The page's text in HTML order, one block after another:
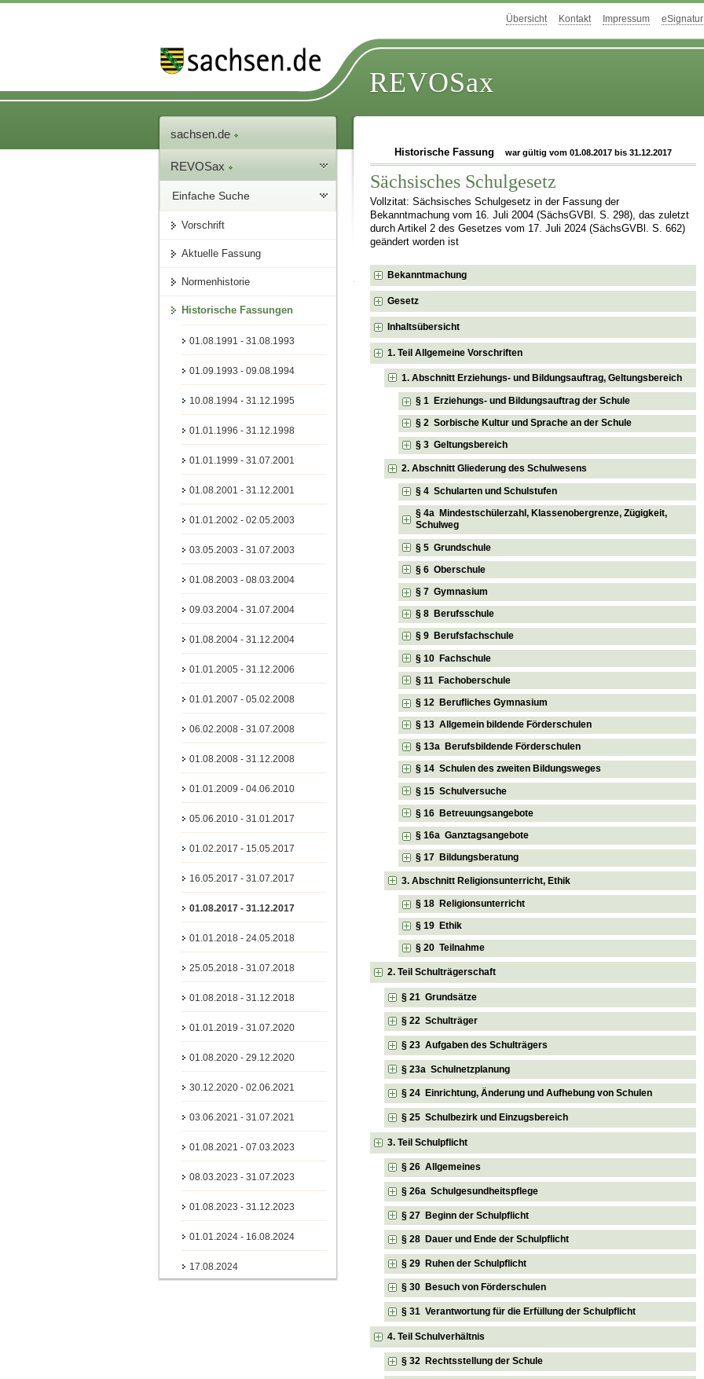
Übersicht Kontakt Impressum eSignatur
REVOSax
sachsen.de
REVOSax
Einfache Suche
Vorschrift
Aktuelle Fassung
Normenhistorie
Historische Fassungen
01.08.1991 - 31.08.1993
01.09.1993 - 09.08.1994
10.08.1994 - 31.12.1995
01.01.1996 - 31.12.1998
01.01.1999 - 31.07.2001
01.08.2001 - 31.12.2001
01.01.2002 - 02.05.2003
03.05.2003 - 31.07.2003
01.08.2003 - 08.03.2004
09.03.2004 - 31.07.2004
01.08.2004 - 31.12.2004
01.01.2005 - 31.12.2006
01.01.2007 - 05.02.2008
06.02.2008 - 31.07.2008
01.08.2008 - 31.12.2008
01.01.2009 - 04.06.2010
05.06.2010 - 31.01.2017
01.02.2017 - 15.05.2017
16.05.2017 - 31.07.2017
01.08.2017 - 31.12.2017
01.01.2018 - 24.05.2018
25.05.2018 - 31.07.2018
01.08.2018 - 31.12.2018
01.01.2019 - 31.07.2020
01.08.2020 - 29.12.2020
30.12.2020 - 02.06.2021
03.06.2021 - 31.07.2021
01.08.2021 - 07.03.2023
08.03.2023 - 31.07.2023
01.08.2023 - 31.12.2023
01.01.2024 - 16.08.2024
17.08.2024
Historische Fassung war gültig vom 01.08.2017 bis 31.12.2017
Sächsisches Schulgesetz
Vollzitat: Sächsisches Schulgesetz in der Fassung der
Bekanntmachung vom 16. Juli 2004 (SächsGVBl. S. 298), das zuletzt
durch Artikel 2 des Gesetzes vom 17. Juli 2024 (SächsGVBl. S. 662)
geändert worden ist
Bekanntmachung
Gesetz
Inhaltsübersicht
1. Teil Allgemeine Vorschriften
1. Abschnitt Erziehungs- und Bildungsauftrag, Geltungsbereich
§ 1 Erziehungs- und Bildungsauftrag der Schule
§ 2 Sorbische Kultur und Sprache an der Schule
§ 3 Geltungsbereich
2. Abschnitt Gliederung des Schulwesens
§ 4 Schularten und Schulstufen
§ 4a Mindestschülerzahl, Klassenobergrenze, Zügigkeit,
Schulweg
§ 5 Grundschule
§ 6 Oberschule
§ 7 Gymnasium
§ 8 Berufsschule
§ 9 Berufsfachschule
§ 10 Fachschule
§ 11 Fachoberschule
§ 12 Berufliches Gymnasium
§ 13 Allgemein bildende Förderschulen
§ 13a Berufsbildende Förderschulen
§ 14 Schulen des zweiten Bildungsweges
§ 15 Schulversuche
§ 16 Betreuungsangebote
§ 16a Ganztagsangebote
§ 17 Bildungsberatung
3. Abschnitt Religionsunterricht, Ethik
§ 18 Religionsunterricht
§ 19 Ethik
§ 20 Teilnahme
2. Teil Schulträgerschaft
§ 21 Grundsätze
§ 22 Schulträger
§ 23 Aufgaben des Schulträgers
§ 23a Schulnetzplanung
§ 24 Einrichtung, Änderung und Aufhebung von Schulen
§ 25 Schulbezirk und Einzugsbereich
3. Teil Schulpflicht
§ 26 Allgemeines
§ 26a Schulgesundheitspflege
§ 27 Beginn der Schulpflicht
§ 28 Dauer und Ende der Schulpflicht
§ 29 Ruhen der Schulpflicht
§ 30 Besuch von Förderschulen
§ 31 Verantwortung für die Erfüllung der Schulpflicht
4. Teil Schulverhältnis
§ 32 Rechtsstellung der Schule